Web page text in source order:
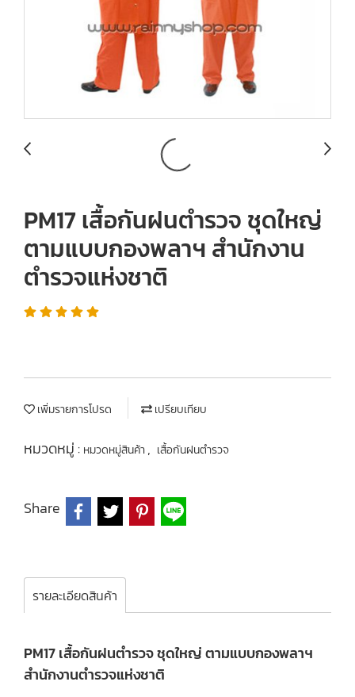
PM17 เสื้อกันฝนตำรวจ ชุดใหญ่
ตามแบบกองพลาฯ สำนักงาน
ตำรวจแห่งชาติ
เพิ่มรายการโปรด เปรียบเทียบ
หมวดหมู่ : หมวดหมู่สินค้า, เสื้อกันฝนตำรวจ
Share
รายละเอียดสินค้า
PM17 เสื้อกันฝนตำรวจ ชุดใหญ่ ตามแบบกองพลาฯ
สำนักงานตำรวจแห่งชาติ